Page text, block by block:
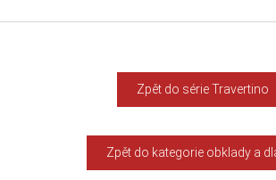
Zpět do série Travertino
Zpět do kategorie obklady a